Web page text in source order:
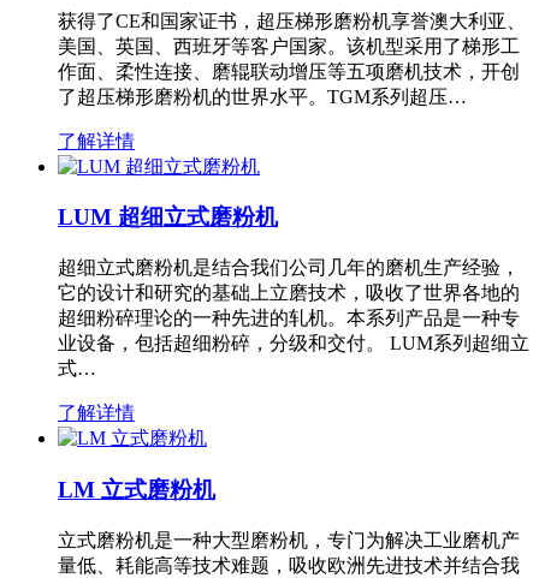
获得了CE和国家证书，超压梯形磨粉机享誉澳大利亚、
美国、英国、西班牙等客户国家。该机型采用了梯形工
作面、柔性连接、磨辊联动增压等五项磨机技术，开创
了超压梯形磨粉机的世界水平。TGM系列超压…
了解详情
LUM 超细立式磨粉机
超细立式磨粉机是结合我们公司几年的磨机生产经验，
它的设计和研究的基础上立磨技术，吸收了世界各地的
超细粉碎理论的一种先进的轧机。本系列产品是一种专
业设备，包括超细粉碎，分级和交付。 LUM系列超细立
式…
了解详情
LM 立式磨粉机
立式磨粉机是一种大型磨粉机，专门为解决工业磨机产
量低、耗能高等技术难题，吸收欧洲先进技术并结合我